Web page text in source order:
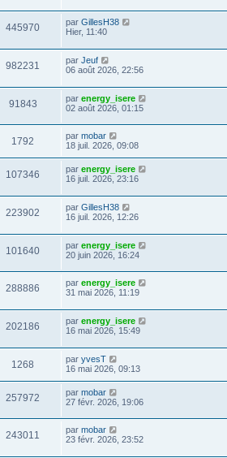
445970 par GillesH38
Hier, 11:40
982231 par Jeuf
06 août 2026, 22:56
91843 par energy_isere
02 août 2026, 01:15
1792 par mobar
18 juil. 2026, 09:08
107346 par energy_isere
16 juil. 2026, 23:16
223902 par GillesH38
16 juil. 2026, 12:26
101640 par energy_isere
20 juin 2026, 16:24
288886 par energy_isere
31 mai 2026, 11:19
202186 par energy_isere
16 mai 2026, 15:49
1268 par yvesT
16 mai 2026, 09:13
257972 par mobar
27 févr. 2026, 19:06
243011 par mobar
23 févr. 2026, 23:52